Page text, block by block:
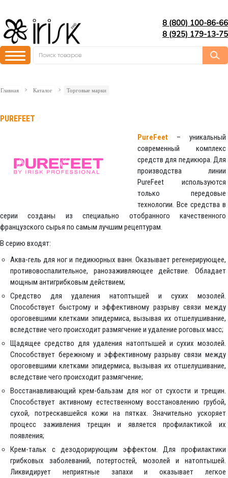
8 (800) 100-86-66
8 (925) 179-13-75
Главная Каталог Торговые марки
PUREFEET
PureFeet – уникальный
современный комплекс
средств для педикюра. Для
производства линии
PureFeet используются
только передовые
технологии. Все средства в
серии созданы из специально отобранного качественного
французского сырья по самым лучшим рецептурам.
В серию входят:
Аква-гель для ног и педикюрных ванн. Оказывает регенерирующее,
противовоспалительное, ранозаживляющее действие. Обладает
мощным антигрибковым действием;
Средство для удаления натоптышей и сухих мозолей.
Способствует быстрому и эффективному разрыву связи между
ороговевшими клетками эпидермиса, вызывая их отшелушивание,
вследствие чего происходит размягчение и удаление роговых масс;
Щадящее средство для удаления натоптышей и сухих мозолей.
Способствует бережному и эффективному разрыву связи между
ороговевшими клетками эпидермиса, вызывая их отшелушивание,
вследствие чего происходит размягчение;
Восстанавливающий крем-бальзам для ног от сухости и трещин.
Способствует активному естественному восстановлению грубой,
сухой, потрескавшейся кожи на пятках. Значительно ускоряет
процесс заживления трещин и является профилактикой их
появления;
Крем-тальк с дезодорирующим эффектом. Для профилактики
грибковых заболеваний, потертостей, мозолей и натоптышей.
Ликвидирует неприятные запахи и оказывает легкое